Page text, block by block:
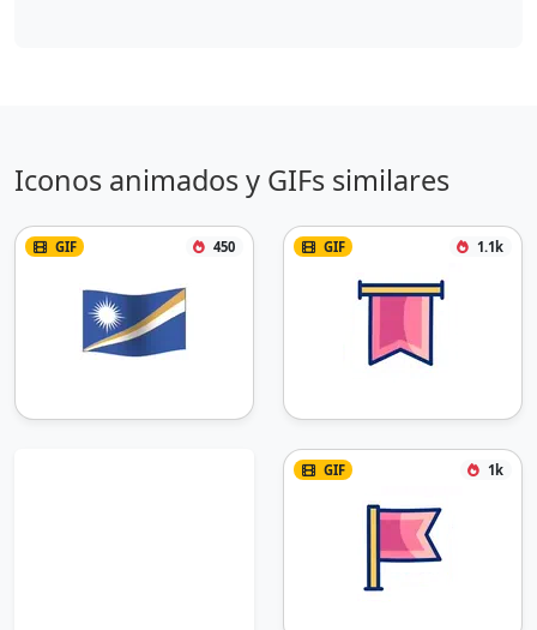
Iconos animados y GIFs similares
GIF 450 GIF 1.1k
GIF 1k